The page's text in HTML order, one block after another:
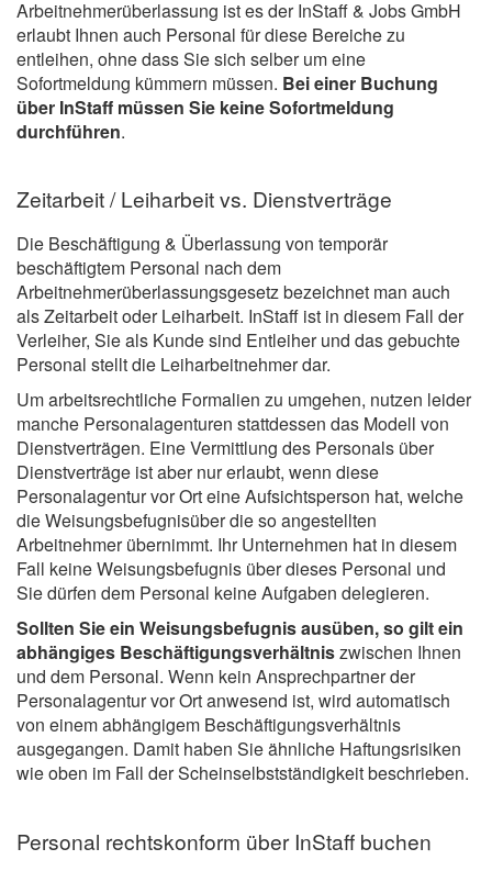
Arbeitnehmerüberlassung ist es der InStaff & Jobs GmbH
erlaubt Ihnen auch Personal für diese Bereiche zu
entleihen, ohne dass Sie sich selber um eine
Sofortmeldung kümmern müssen. Bei einer Buchung
über InStaff müssen Sie keine Sofortmeldung
durchführen.
Zeitarbeit / Leiharbeit vs. Dienstverträge
Die Beschäftigung & Überlassung von temporär
beschäftigtem Personal nach dem
Arbeitnehmerüberlassungsgesetz bezeichnet man auch
als Zeitarbeit oder Leiharbeit. InStaff ist in diesem Fall der
Verleiher, Sie als Kunde sind Entleiher und das gebuchte
Personal stellt die Leiharbeitnehmer dar.
Um arbeitsrechtliche Formalien zu umgehen, nutzen leider
manche Personalagenturen stattdessen das Modell von
Dienstverträgen. Eine Vermittlung des Personals über
Dienstverträge ist aber nur erlaubt, wenn diese
Personalagentur vor Ort eine Aufsichtsperson hat, welche
die Weisungsbefugnisüber die so angestellten
Arbeitnehmer übernimmt. Ihr Unternehmen hat in diesem
Fall keine Weisungsbefugnis über dieses Personal und
Sie dürfen dem Personal keine Aufgaben delegieren.
Sollten Sie ein Weisungsbefugnis ausüben, so gilt ein
abhängiges Beschäftigungsverhältniszwischen Ihnen
und dem Personal. Wenn kein Ansprechpartner der
Personalagentur vor Ort anwesend ist, wird automatisch
von einem abhängigem Beschäftigungsverhältnis
ausgegangen. Damit haben Sie ähnliche Haftungsrisiken
wie oben im Fall der Scheinselbstständigkeit beschrieben.
Personal rechtskonform über InStaff buchen